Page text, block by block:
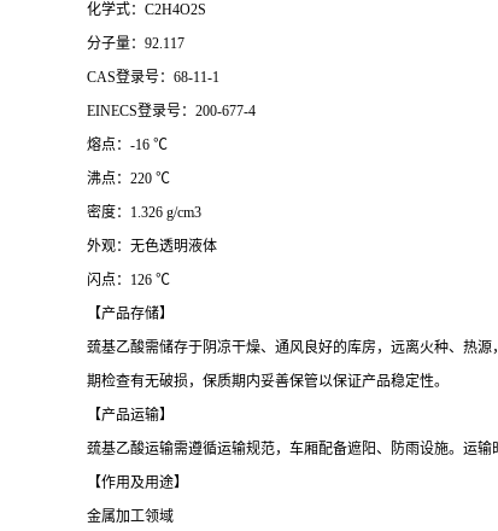
化学式：C2H4O2S
分子量：92.117
CAS登录号：68-11-1
EINECS登录号：200-677-4
熔点：-16 ℃
沸点：220 ℃
密度：1.326 g/cm3
外观：无色透明液体
闪点：126 ℃
【产品存储】
巯基乙酸需储存于阴凉干燥、通风良好的库房，远离火种、热源
期检查有无破损，保质期内妥善保管以保证产品稳定性。
【产品运输】
巯基乙酸运输需遵循运输规范，车厢配备遮阳、防雨设施。运
【作用及用途】
金属加工领域